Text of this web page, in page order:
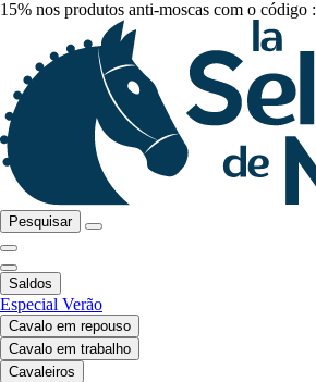
15% nos produtos anti-moscas com o código :
Pesquisar
Saldos
Especial Verão
Cavalo em repouso
Cavalo em trabalho
Cavaleiros